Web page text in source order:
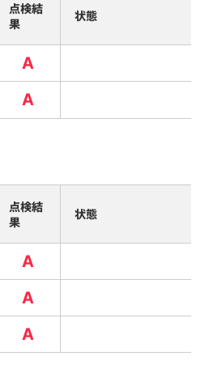
点検結
果
状態
A
A
点検結
果
状態
A
A
A